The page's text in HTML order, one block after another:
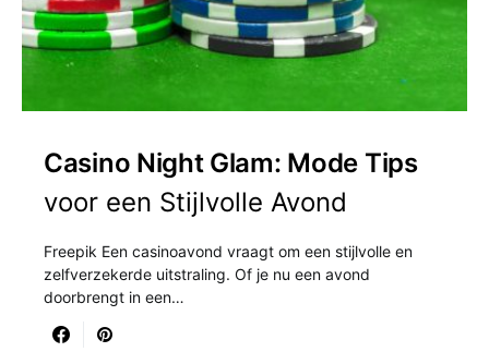
Casino Night Glam: Mode Tips
voor een Stijlvolle Avond
Freepik Een casinoavond vraagt om een stijlvolle en
zelfverzekerde uitstraling. Of je nu een avond
doorbrengt in een…